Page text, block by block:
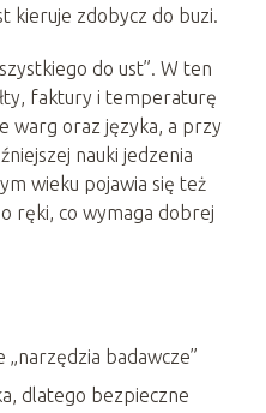
kieruje zdobycz do buzi.
do ust”. W ten
faktury i temperaturę
warg oraz języka, a przy
nauki jedzenia
wieku pojawia się też
ręki, co wymaga dobrej
„narzędzia badawcze”
dlatego bezpieczne